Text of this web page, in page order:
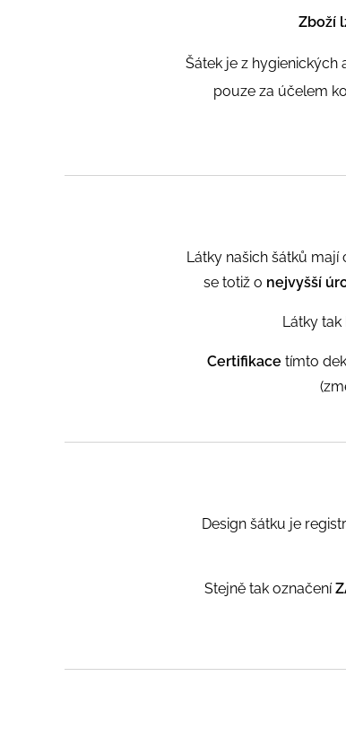
Zboží
Šátek je z
pouze za účelem
Látky našich šátků mají
se totiž o nejvyšší
Látky
Certifikace tímto
Design šátku je
Stejně tak označení